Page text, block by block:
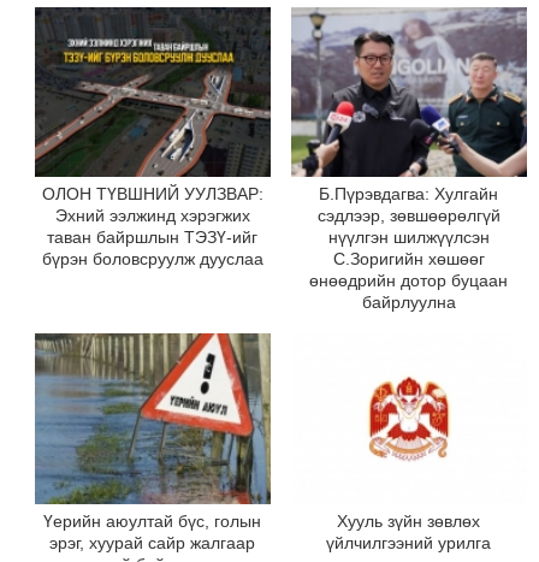
ОЛОН ТҮВШНИЙ УУЛЗВАР:
Эхний ээлжинд хэрэгжих
таван байршлын ТЭЗҮ-ийг
бүрэн боловсруулж дууслаа
Б.Пүрэвдагва: Хулгайн
сэдлээр, зөвшөөрөлгүй
нүүлгэн шилжүүлсэн
С.Зоригийн хөшөөг
өнөөдрийн дотор буцаан
байрлуулна
Үерийн аюултай бүс, голын
эрэг, хуурай сайр жалгаар
Хууль зүйн зөвлөх
үйлчилгээний урилга